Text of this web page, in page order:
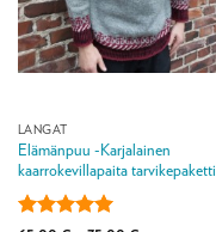
LANGAT
Elämänpuu -Karjalainen
kaarrokevillapaita tarvikepaketti